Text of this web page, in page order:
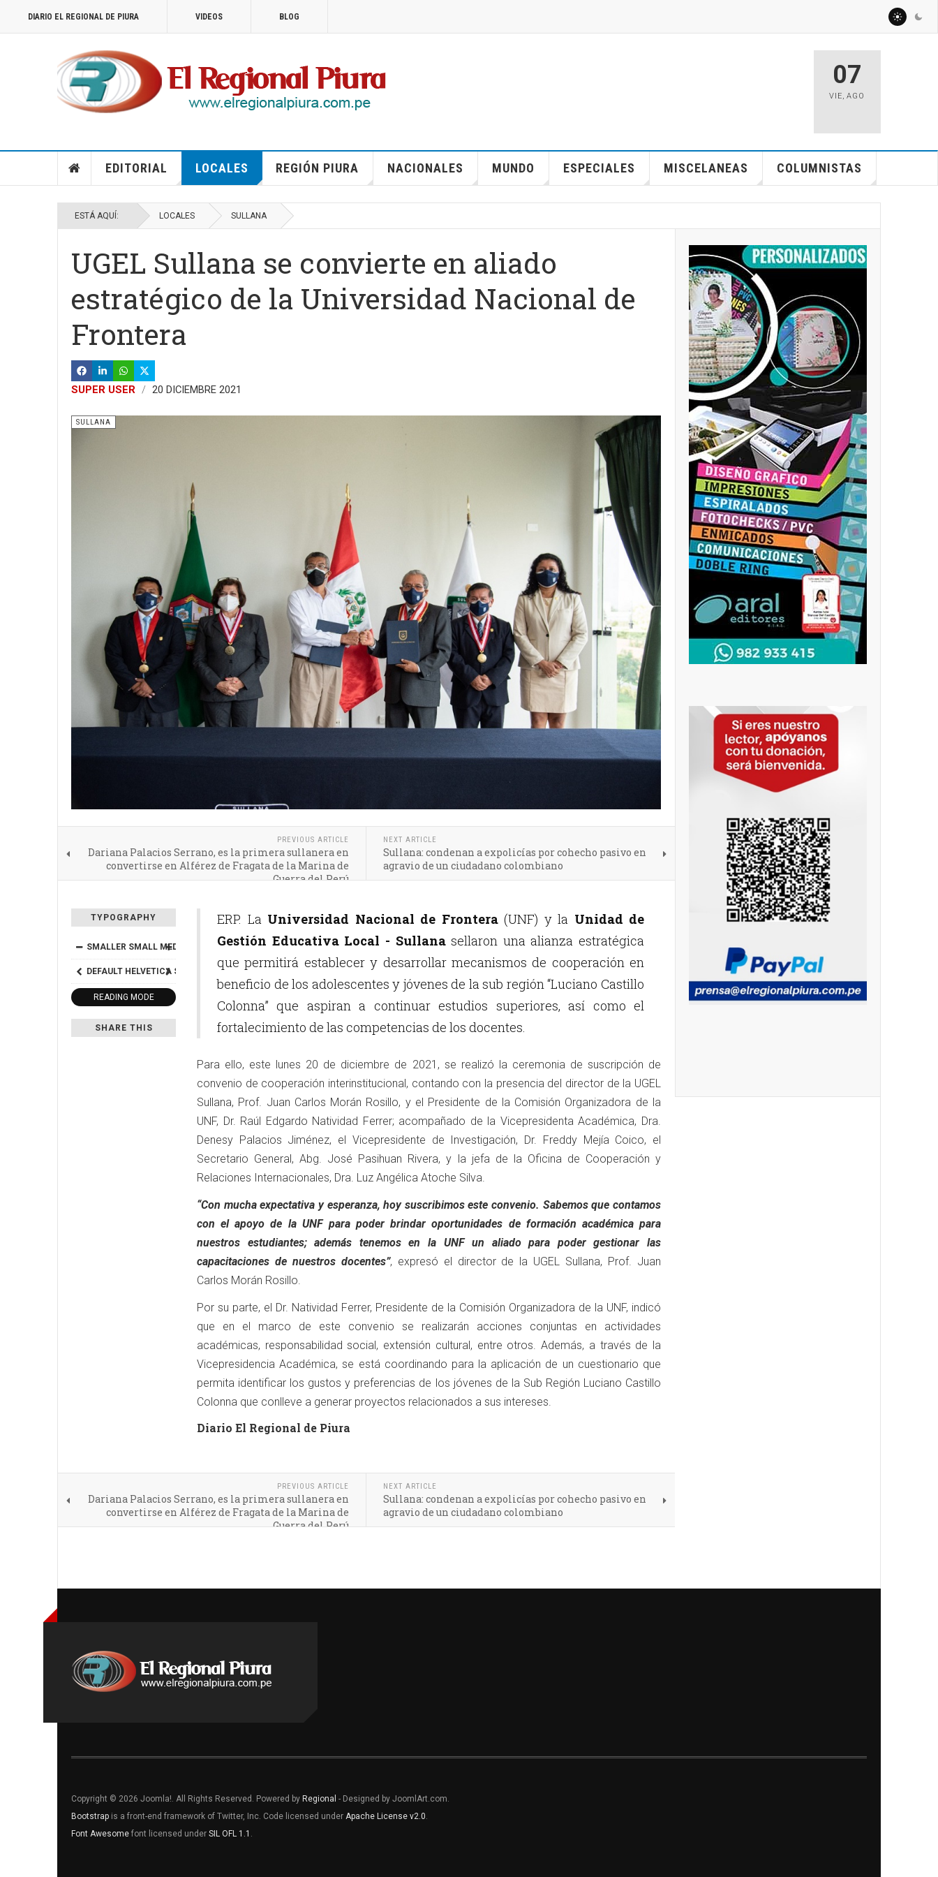
DIARIO EL REGIONAL DE PIURA VIDEOS BLOG
07
VIE,AGO
EDITORIAL LOCALES REGIÓN PIURA NACIONALES MUNDO ESPECIALES MISCELANEAS COLUMNISTAS
ESTÁ AQUÍ: LOCALES SULLANA
UGEL Sullana se convierte en aliado
estratégico de la Universidad Nacional de
Frontera
SUPER USER 20 DICIEMBRE 2021
SULLANA
PREVIOUS ARTICLE
Dariana Palacios Serrano, es la primera sullanera en
convertirse en Alférez de Fragata de la Marina de
Guerra del Perú
NEXT ARTICLE
Sullana: condenan a expolicías por cohecho pasivo en
agravio de un ciudadano colombiano
TYPOGRAPHY
SMALLER SMALL MEDIUM BIGGER
DEFAULT HELVETICA SEGOE GEORGIA TIMES
READING MODE
SHARE THIS
ERP. La Universidad Nacional de Frontera(UNF) y la Unidad de
Gestión Educativa Local - Sullanasellaron una alianza estratégica
que permitirá establecer y desarrollar mecanismos de cooperación en
beneficio de los adolescentes y jóvenes de la sub región “Luciano Castillo
Colonna” que aspiran a continuar estudios superiores, así como el
fortalecimiento de las competencias de los docentes.
Para ello, este lunes 20 de diciembre de 2021, se realizó la ceremonia de suscripción de
convenio de cooperación interinstitucional, contando con la presencia del director de la UGEL
Sullana, Prof. Juan Carlos Morán Rosillo, y el Presidente de la Comisión Organizadora de la
UNF, Dr. Raúl Edgardo Natividad Ferrer; acompañado de la Vicepresidenta Académica, Dra.
Denesy Palacios Jiménez, el Vicepresidente de Investigación, Dr. Freddy Mejía Coico, el
Secretario General, Abg. José Pasihuan Rivera, y la jefa de la Oficina de Cooperación y
Relaciones Internacionales, Dra. Luz Angélica Atoche Silva.
“Con mucha expectativa y esperanza, hoy suscribimos este convenio. Sabemos que contamos
con el apoyo de la UNF para poder brindar oportunidades de formación académica para
nuestros estudiantes; además tenemos en la UNF un aliado para poder gestionar las
capacitaciones de nuestros docentes”, expresó el director de la UGEL Sullana, Prof. Juan
Carlos Morán Rosillo.
Por su parte, el Dr. Natividad Ferrer, Presidente de la Comisión Organizadora de la UNF, indicó
que en el marco de este convenio se realizarán acciones conjuntas en actividades
académicas, responsabilidad social, extensión cultural, entre otros. Además, a través de la
Vicepresidencia Académica, se está coordinando para la aplicación de un cuestionario que
permita identificar los gustos y preferencias de los jóvenes de la Sub Región Luciano Castillo
Colonna que conlleve a generar proyectos relacionados a sus intereses.
Diario El Regional de Piura
PREVIOUS ARTICLE
Dariana Palacios Serrano, es la primera sullanera en
convertirse en Alférez de Fragata de la Marina de
Guerra del Perú
NEXT ARTICLE
Sullana: condenan a expolicías por cohecho pasivo en
agravio de un ciudadano colombiano
Copyright © 2026 Joomla!. All Rights Reserved. Powered by Regional - Designed by JoomlArt.com.
Bootstrap is a front-end framework of Twitter, Inc. Code licensed under Apache License v2.0
Font Awesome font licensed under SIL OFL 1.1